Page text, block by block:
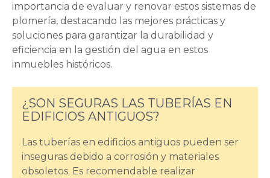
importancia de evaluar y renovar estos sistemas de
plomería, destacando las mejores prácticas y
soluciones para garantizar la durabilidad y
eficiencia en la gestión del agua en estos
inmuebles históricos.
¿SON SEGURAS LAS TUBERÍAS EN
EDIFICIOS ANTIGUOS?
Las tuberías en edificios antiguos pueden ser
inseguras debido a corrosión y materiales
obsoletos. Es recomendable realizar